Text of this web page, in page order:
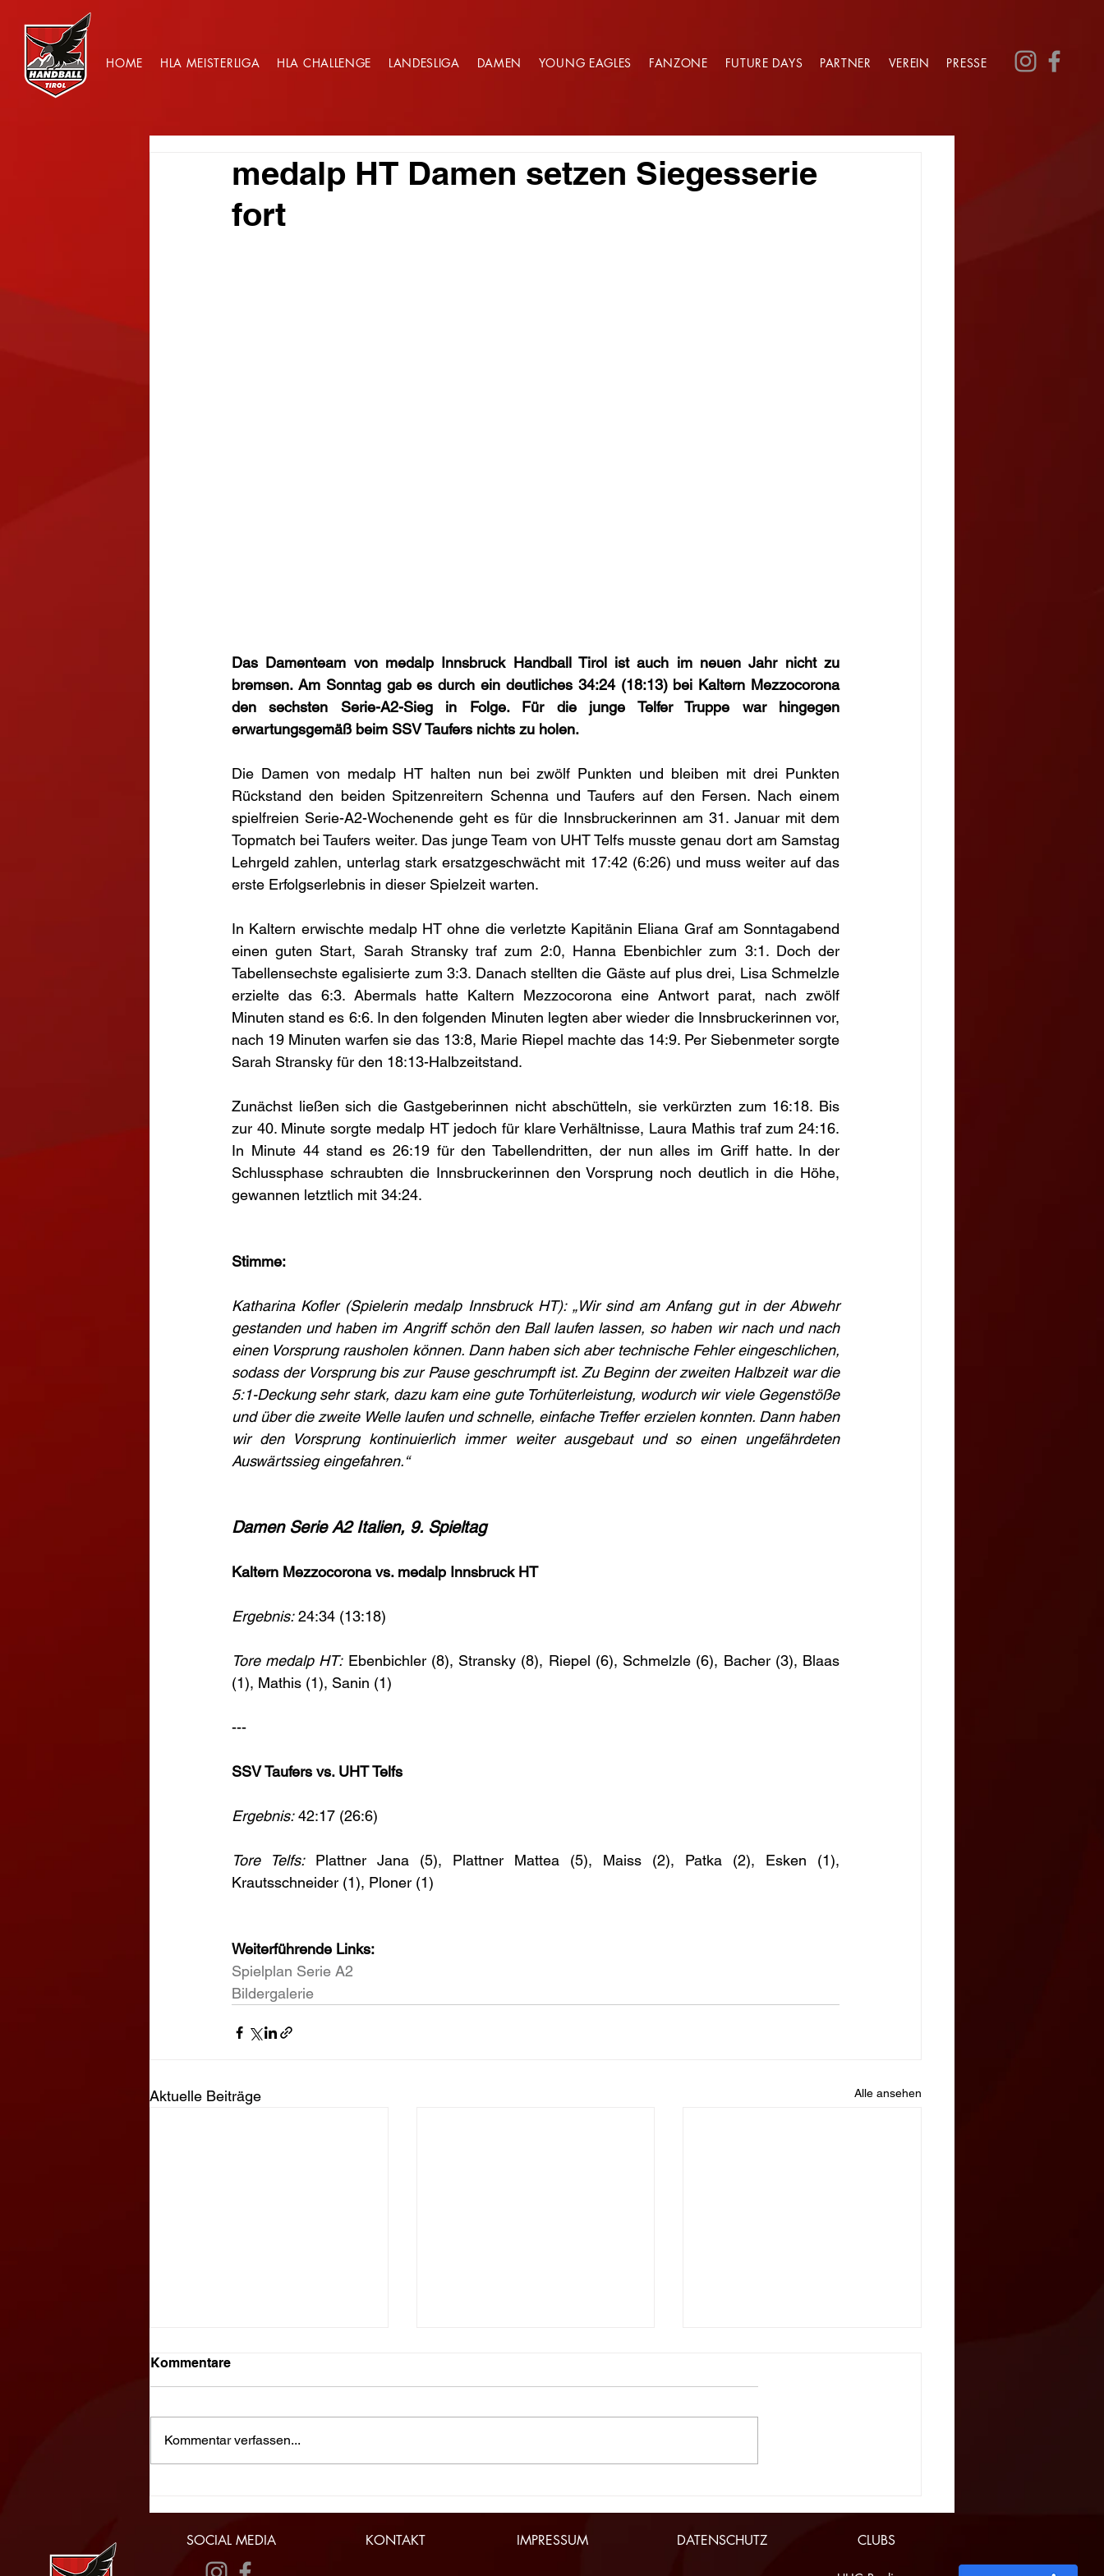
HOME HLA MEISTERLIGA HLA CHALLENGE LANDESLIGA DAMEN YOUNG EAGLES FANZONE FUTURE DAYS PARTNER VEREIN PRESSE
medalp HT Damen setzen Siegesserie
fort
Das Damenteam von medalp Innsbruck Handball Tirol ist auch im neuen Jahr nicht zu
bremsen. Am Sonntag gab es durch ein deutliches 34:24 (18:13) bei Kaltern Mezzocorona
den sechsten Serie-A2-Sieg in Folge. Für die junge Telfer Truppe war hingegen
erwartungsgemäß beim SSV Taufers nichts zu holen.
Die Damen von medalp HT halten nun bei zwölf Punkten und bleiben mit drei Punkten
Rückstand den beiden Spitzenreitern Schenna und Taufers auf den Fersen. Nach einem
spielfreien Serie-A2-Wochenende geht es für die Innsbruckerinnen am 31. Januar mit dem
Topmatch bei Taufers weiter. Das junge Team von UHT Telfs musste genau dort am Samstag
Lehrgeld zahlen, unterlag stark ersatzgeschwächt mit 17:42 (6:26) und muss weiter auf das
erste Erfolgserlebnis in dieser Spielzeit warten.
In Kaltern erwischte medalp HT ohne die verletzte Kapitänin Eliana Graf am Sonntagabend
einen guten Start, Sarah Stransky traf zum 2:0, Hanna Ebenbichler zum 3:1. Doch der
Tabellensechste egalisierte zum 3:3. Danach stellten die Gäste auf plus drei, Lisa Schmelzle
erzielte das 6:3. Abermals hatte Kaltern Mezzocorona eine Antwort parat, nach zwölf
Minuten stand es 6:6. In den folgenden Minuten legten aber wieder die Innsbruckerinnen vor,
nach 19 Minuten warfen sie das 13:8, Marie Riepel machte das 14:9. Per Siebenmeter sorgte
Sarah Stransky für den 18:13-Halbzeitstand.
Zunächst ließen sich die Gastgeberinnen nicht abschütteln, sie verkürzten zum 16:18. Bis
zur 40. Minute sorgte medalp HT jedoch für klare Verhältnisse, Laura Mathis traf zum 24:16.
In Minute 44 stand es 26:19 für den Tabellendritten, der nun alles im Griff hatte. In der
Schlussphase schraubten die Innsbruckerinnen den Vorsprung noch deutlich in die Höhe,
gewannen letztlich mit 34:24.
Stimme:
Katharina Kofler (Spielerin medalp Innsbruck HT): „Wir sind am Anfang gut in der Abwehr
gestanden und haben im Angriff schön den Ball laufen lassen, so haben wir nach und nach
einen Vorsprung rausholen können. Dann haben sich aber technische Fehler eingeschlichen,
sodass der Vorsprung bis zur Pause geschrumpft ist. Zu Beginn der zweiten Halbzeit war die
5:1-Deckung sehr stark, dazu kam eine gute Torhüterleistung, wodurch wir viele Gegenstöße
und über die zweite Welle laufen und schnelle, einfache Treffer erzielen konnten. Dann haben
wir den Vorsprung kontinuierlich immer weiter ausgebaut und so einen ungefährdeten
Auswärtssieg eingefahren.“
Damen Serie A2 Italien, 9. Spieltag
Kaltern Mezzocorona vs. medalp Innsbruck HT
Ergebnis: 24:34 (13:18)
Tore medalp HT: Ebenbichler (8), Stransky (8), Riepel (6), Schmelzle (6), Bacher (3), Blaas
(1), Mathis (1), Sanin (1)
---
SSV Taufers vs. UHT Telfs
Ergebnis: 42:17 (26:6)
Tore Telfs: Plattner Jana (5), Plattner Mattea (5), Maiss (2), Patka (2), Esken (1),
Krautsschneider (1), Ploner (1)
Weiterführende Links:
Spielplan Serie A2
Bildergalerie
Aktuelle Beiträge Alle ansehen
Kommentare
Kommentar verfassen...
SOCIAL MEDIA KONTAKT IMPRESSUM DATENSCHUTZ CLUBS